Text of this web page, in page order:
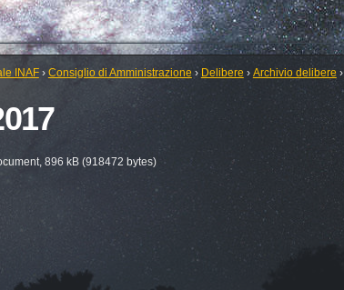
INAF › Consiglio di Amministrazione › Delibere › Archivio delibere ›
896 kB (918472 bytes)